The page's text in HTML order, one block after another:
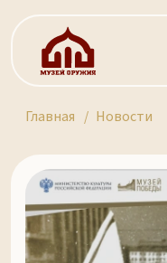
Главная Новости